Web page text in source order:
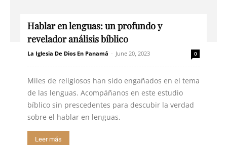
Hablar en lenguas: un profundo y
revelador análisis bíblico
La Iglesia De Dios En Panamá - June 20, 2023 0
Miles de religiosos han sido engañados en el tema
de las lenguas. Acompáñanos en este estudio
bíblico sin prescedentes para descubir la verdad
sobre el hablar en lenguas.
Leer más